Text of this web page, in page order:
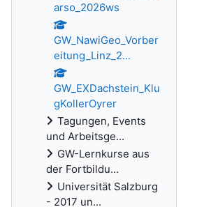
arso_2026ws
GW_NawiGeo_Vorber
eitung_Linz_2...
GW_EXDachstein_Klu
gKollerOyrer
Tagungen, Events
und Arbeitsge...
GW-Lernkurse aus
der Fortbildu...
Universität Salzburg
- 2017 un...